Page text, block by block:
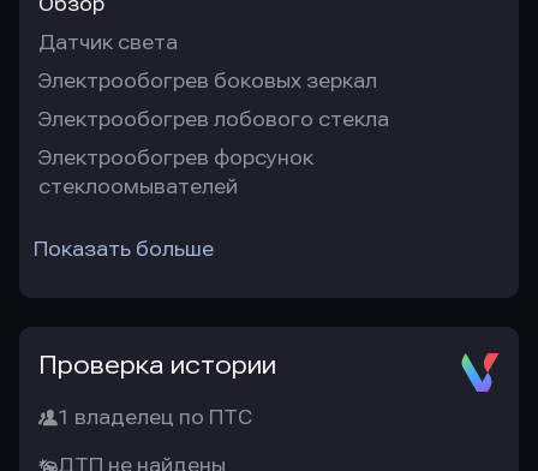
Обзор
Датчик света
Электрообогрев боковых зеркал
Электрообогрев лобового стекла
Электрообогрев форсунок
стеклоомывателей
Показать больше
Проверка истории
1 владелец по ПТС
ДТП не найдены